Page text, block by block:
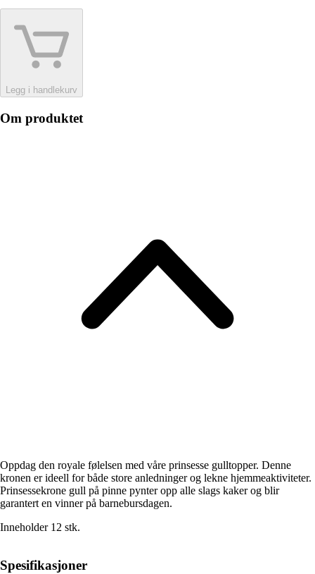
Legg i handlekurv
Om produktet
Oppdag den royale følelsen med våre prinsesse gulltopper. Denne
kronen er ideell for både store anledninger og lekne hjemmeaktiviteter.
Prinsessekrone gull på pinne pynter opp alle slags kaker og blir
garantert en vinner på barnebursdagen.
Inneholder 12 stk.
Spesifikasjoner